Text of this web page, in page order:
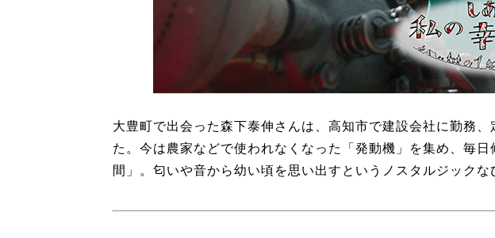
大豊町で出会った森下泰伸さんは、高知市で建設会社に勤務
た。今は農家などで使われなくなった「発動機」を集め、毎
間」。匂いや音から幼い頃を思い出すというノスタルジックな